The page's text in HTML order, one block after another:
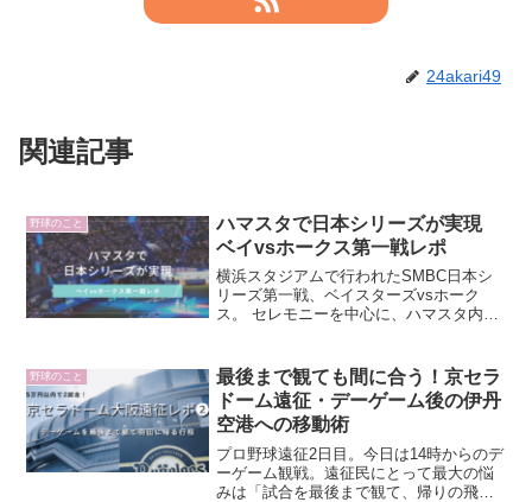
24akari49
関連記事
野球のこと
ハマスタで日本シリーズが実現
ベイvsホークス第一戦レポ
横浜スタジアムで行われたSMBC日本シ
リーズ第一戦、ベイスターズvsホーク
ス。 セレモニーを中心に、ハマスタ内外
野球のこと
最後まで観ても間に合う！京セラ
ドーム遠征・デーゲーム後の伊丹
空港への移動術
プロ野球遠征2日目。今日は14時からのデ
ーゲーム観戦。遠征民にとって最大の悩
みは「試合を最後まで観て、帰りの飛行